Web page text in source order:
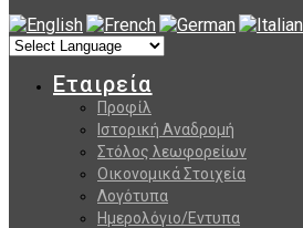
Εταιρεία
Προφίλ
Ιστορική Αναδρομή
Στόλος λεωφορείων
Οικονομικά Στοιχεία
Λογότυπα
Ημερολόγιο/Εντυπα